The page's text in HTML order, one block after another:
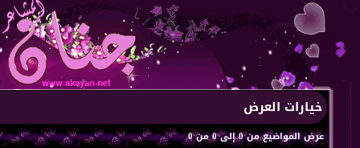
خيارات العرض
عرض المواضيع من 0 إلى 0 من 0